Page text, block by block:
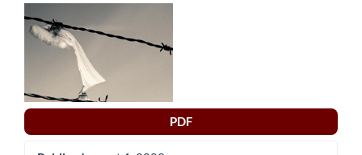
Barra
lateral
del
artículo
PDF